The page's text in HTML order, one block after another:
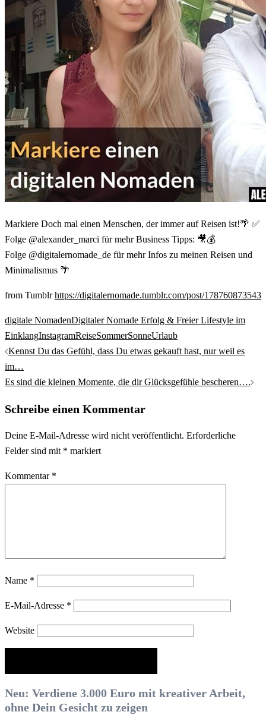
Markiere Doch mal einen Menschen, der immer auf Reisen ist!🌴 ✅
Folge @alexander_marci für mehr Business Tipps: 🎥💰
Folge @digitalernomade_de für mehr Infos zu meinen Reisen und
Minimalismus 🌴
from Tumblrhttps://digitalernomade.tumblr.com/post/178760873543
digitale NomadenDigitaler Nomade Erfolg & Freier Lifestyle im
EinklangInstagramReiseSommerSonneUrlaub
Beitrags-
Navigation
Kennst Du das Gefühl, dass Du etwas gekauft hast, nur weil es
im…
Es sind die kleinen Momente, die dir Glücksgefühle bescheren….
Schreibe einen Kommentar
Deine E-Mail-Adresse wird nicht veröffentlicht. Erforderliche
Felder sind mit * markiert
Kommentar *
Name *
E-Mail-Adresse *
Website
Neu: Verdiene 3.000 Euro mit kreativer Arbeit,
ohne Dein Gesicht zu zeigen